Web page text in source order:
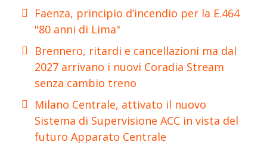
Faenza, principio d’incendio per la E.464
"80 anni di Lima"
Brennero, ritardi e cancellazioni ma dal
2027 arrivano i nuovi Coradia Stream
senza cambio treno
Milano Centrale, attivato il nuovo
Sistema di Supervisione ACC in vista del
futuro Apparato Centrale